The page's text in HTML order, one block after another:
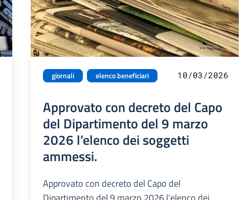
giornali elenco beneficiari 10/03/2026
Approvato con decreto del Capo
del Dipartimento del 9 marzo
2026 l’elenco dei soggetti
ammessi.
Approvato con decreto del Capo del